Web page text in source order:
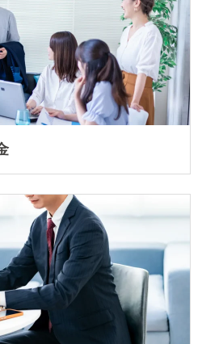
助成金 「社会保険適用時処遇